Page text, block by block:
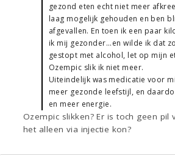
gezond eten echt niet meer
laag mogelijk gehouden en ben
afgevallen. En toen ik een paar
ik mij gezonder...en wilde ik dat
gestopt met alcohol, let op mijn
Ozempic slik ik niet meer.
Uiteindelijk was medicatie voor
meer gezonde leefstijl, en
en meer energie.
Ozempic slikken? Er is toch geen pil
het alleen via injectie kon?